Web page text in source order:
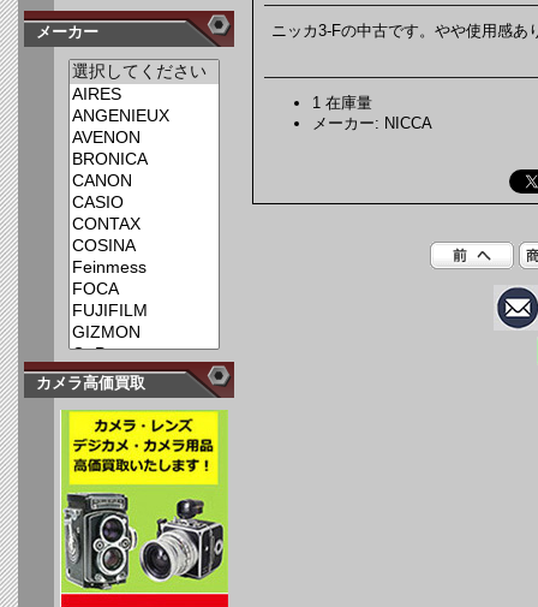
メーカー
カメラ高価買取
ニッカ3-Fの中古です。やや使用感あ
1 在庫量
メーカー: NICCA